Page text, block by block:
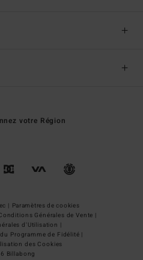
votre Région
| Paramètres de cookies
Générales de Vente |
d'Utilisation |
Programme de Fidélité |
des Cookies
Billabong